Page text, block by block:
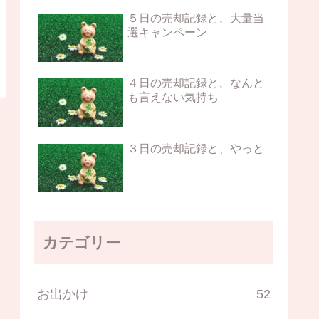
５日の売却記録と、大量当
選キャンペーン
４日の売却記録と、なんと
も言えない気持ち
３日の売却記録と、やっと
カテゴリー
お出かけ 52